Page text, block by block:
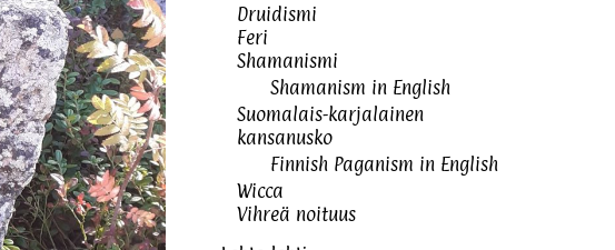
Druidismi
Feri
Shamanismi
Shamanism in English
Suomalais-karjalainen
kansanusko
Finnish Paganism in English
Wicca
Vihreä noituus